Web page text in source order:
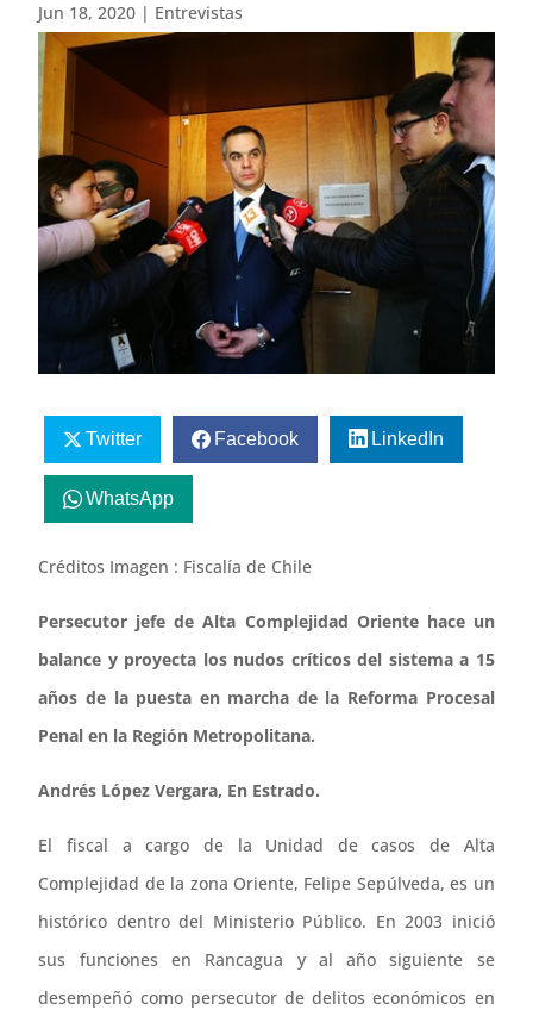
Jun 18, 2020 | Entrevistas
Twitter Facebook LinkedIn
WhatsApp
Créditos Imagen : Fiscalía de Chile
Persecutor jefe de Alta Complejidad Oriente hace un
balance y proyecta los nudos críticos del sistema a 15
años de la puesta en marcha de la Reforma Procesal
Penal en la Región Metropolitana.
Andrés López Vergara, En Estrado.
El fiscal a cargo de la Unidad de casos de Alta
Complejidad de la zona Oriente, Felipe Sepúlveda, es un
histórico dentro del Ministerio Público. En 2003 inició
sus funciones en Rancagua y al año siguiente se
desempeñó como persecutor de delitos económicos en